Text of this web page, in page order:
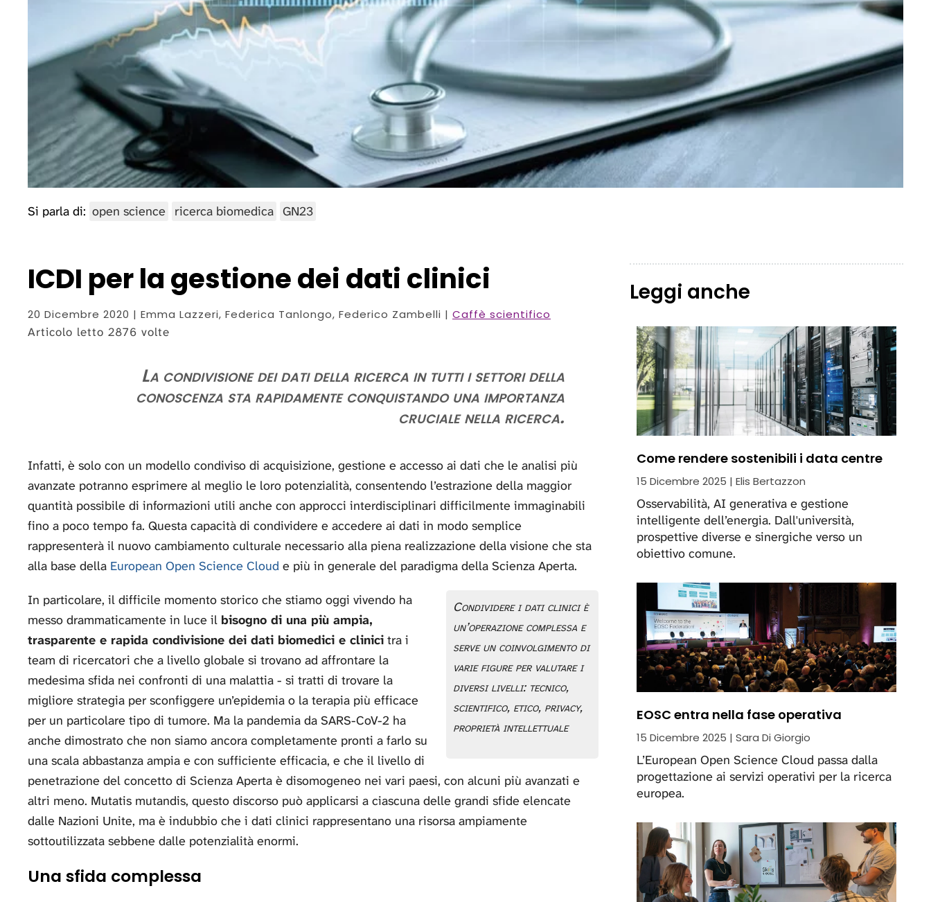
Si parla di: open science ricerca biomedica GN23
ICDI per la gestione dei dati clinici
20 Dicembre 2020 | Emma Lazzeri, Federica Tanlongo, Federico Zambelli | Caffè scientifico
Articolo letto 2876 volte
La condivisione dei dati della ricerca in tutti i settori della
conoscenza sta rapidamente conquistando una importanza
cruciale nella ricerca.
Infatti, è solo con un modello condiviso di acquisizione, gestione e accesso ai dati che le analisi più
avanzate potranno esprimere al meglio le loro potenzialità, consentendo l’estrazione della maggior
quantità possibile di informazioni utili anche con approcci interdisciplinari difficilmente immaginabili
fino a poco tempo fa. Questa capacità di condividere e accedere ai dati in modo semplice
rappresenterà il nuovo cambiamento culturale necessario alla piena realizzazione della visione che sta
alla base della European Open Science Cloud e più in generale del paradigma della Scienza Aperta.
Condividere i dati clinici è
un’operazione complessa e
serve un coinvolgimento di
varie figure per valutare i
diversi livelli: tecnico,
scientifico, etico, privacy,
proprietà intellettuale
In particolare, il difficile momento storico che stiamo oggi vivendo ha
messo drammaticamente in luce il bisogno di una più ampia,
trasparente e rapida condivisione dei dati biomedici e clinici tra i
team di ricercatori che a livello globale si trovano ad affrontare la
medesima sfida nei confronti di una malattia - si tratti di trovare la
migliore strategia per sconfiggere un’epidemia o la terapia più efficace
per un particolare tipo di tumore. Ma la pandemia da SARS-CoV-2 ha
anche dimostrato che non siamo ancora completamente pronti a farlo su
una scala abbastanza ampia e con sufficiente efficacia, e che il livello di
penetrazione del concetto di Scienza Aperta è disomogeneo nei vari paesi, con alcuni più avanzati e
altri meno. Mutatis mutandis, questo discorso può applicarsi a ciascuna delle grandi sfide elencate
dalle Nazioni Unite, ma è indubbio che i dati clinici rappresentano una risorsa ampiamente
sottoutilizzata sebbene dalle potenzialità enormi.
Una sfida complessa
Leggi anche
Come rendere sostenibili i data centre
15 Dicembre 2025 | Elis Bertazzon
Osservabilità, AI generativa e gestione
intelligente dell’energia. Dall'università,
prospettive diverse e sinergiche verso un
obiettivo comune.
EOSC entra nella fase operativa
15 Dicembre 2025 | Sara Di Giorgio
L’European Open Science Cloud passa dalla
progettazione ai servizi operativi per la ricerca
europea.